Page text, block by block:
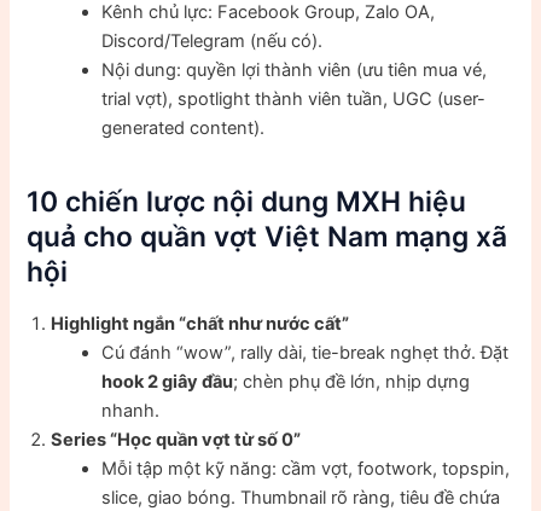
Kênh chủ lực: Facebook Group, Zalo OA,
Discord/Telegram (nếu có).
Nội dung: quyền lợi thành viên (ưu tiên mua vé,
trial vợt), spotlight thành viên tuần, UGC (user-
generated content).
10 chiến lược nội dung MXH hiệu
quả cho quần vợt Việt Nam mạng xã
hội
Highlight ngắn “chất như nước cất”
Cú đánh “wow”, rally dài, tie-break nghẹt thở. Đặt
hook 2 giây đầu; chèn phụ đề lớn, nhịp dựng
nhanh.
Series “Học quần vợt từ số 0”
Mỗi tập một kỹ năng: cầm vợt, footwork, topspin,
slice, giao bóng. Thumbnail rõ ràng, tiêu đề chứa